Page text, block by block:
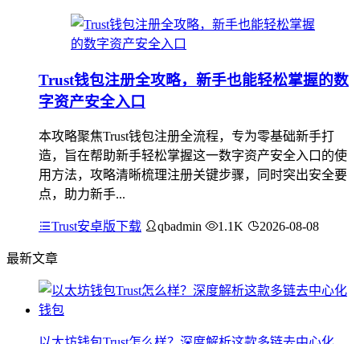
Trust钱包注册全攻略，新手也能轻松掌握的数
字资产安全入口
本攻略聚焦Trust钱包注册全流程，专为零基础新手打
造，旨在帮助新手轻松掌握这一数字资产安全入口的使
用方法，攻略清晰梳理注册关键步骤，同时突出安全要
点，助力新手...
Trust安卓版下载 qbadmin 1.1K 2026-08-08
最新文章